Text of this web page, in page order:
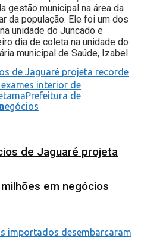
de Jaguaré projeta
em negócios
gestão municipal na área da
da população. Ele foi um dos
unidade do Juncado e
dia de coleta na unidade do
municipal de Saúde, Izabel
interior de
Prefeitura de